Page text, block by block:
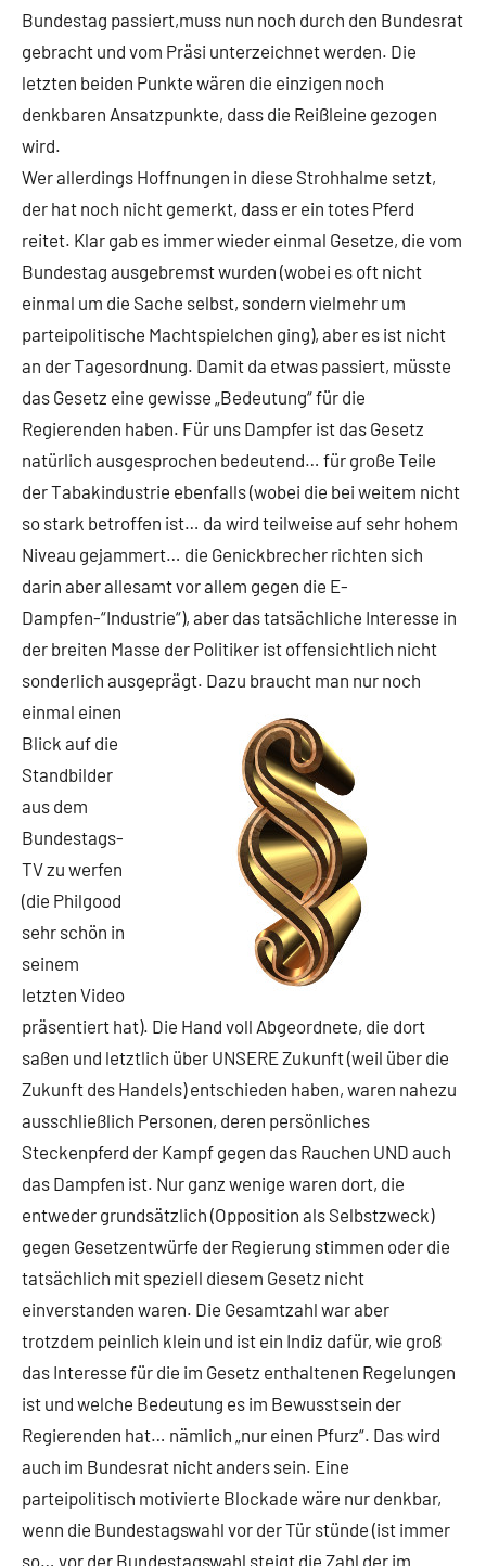
Bundestag passiert,muss nun noch durch den Bundesrat
gebracht und vom Präsi unterzeichnet werden. Die
letzten beiden Punkte wären die einzigen noch
denkbaren Ansatzpunkte, dass die Reißleine gezogen
wird.
Wer allerdings Hoffnungen in diese Strohhalme setzt,
der hat noch nicht gemerkt, dass er ein totes Pferd
reitet. Klar gab es immer wieder einmal Gesetze, die vom
Bundestag ausgebremst wurden (wobei es oft nicht
einmal um die Sache selbst, sondern vielmehr um
parteipolitische Machtspielchen ging), aber es ist nicht
an der Tagesordnung. Damit da etwas passiert, müsste
das Gesetz eine gewisse „Bedeutung“ für die
Regierenden haben. Für uns Dampfer ist das Gesetz
natürlich ausgesprochen bedeutend… für große Teile
der Tabakindustrie ebenfalls (wobei die bei weitem nicht
so stark betroffen ist… da wird teilweise auf sehr hohem
Niveau gejammert… die Genickbrecher richten sich
darin aber allesamt vor allem gegen die E-
Dampfen-“Industrie“), aber das tatsächliche Interesse in
der breiten Masse der Politiker ist offensichtlich nicht
sonderlich ausgeprägt. Dazu braucht man nur noch
einmal einen
Blick auf die
Standbilder
aus dem
Bundestags-
TV zu werfen
(die Philgood
sehr schön in
seinem
letzten Video
präsentiert hat). Die Hand voll Abgeordnete, die dort
saßen und letztlich über UNSERE Zukunft (weil über die
Zukunft des Handels) entschieden haben, waren nahezu
ausschließlich Personen, deren persönliches
Steckenpferd der Kampf gegen das Rauchen UND auch
das Dampfen ist. Nur ganz wenige waren dort, die
entweder grundsätzlich (Opposition als Selbstzweck)
gegen Gesetzentwürfe der Regierung stimmen oder die
tatsächlich mit speziell diesem Gesetz nicht
einverstanden waren. Die Gesamtzahl war aber
trotzdem peinlich klein und ist ein Indiz dafür, wie groß
das Interesse für die im Gesetz enthaltenen Regelungen
ist und welche Bedeutung es im Bewusstsein der
Regierenden hat… nämlich „nur einen Pfurz“. Das wird
auch im Bundesrat nicht anders sein. Eine
parteipolitisch motivierte Blockade wäre nur denkbar,
wenn die Bundestagswahl vor der Tür stünde (ist immer
so… vor der Bundestagswahl steigt die Zahl der im